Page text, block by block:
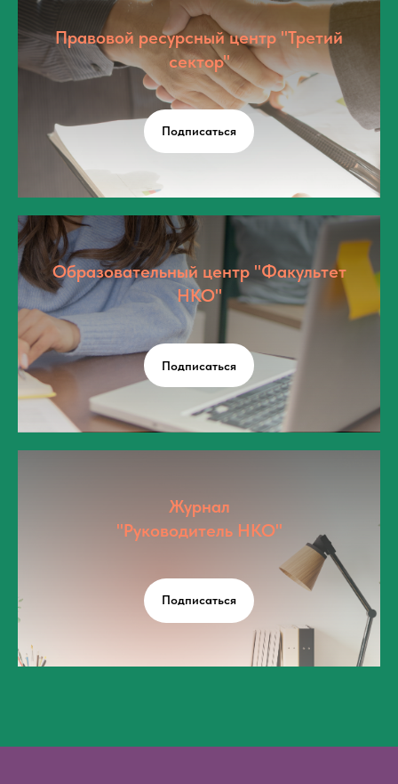
Правовой ресурсный центр "Третий
сектор"
Подписаться
Образовательный центр "Факультет
НКО"
Подписаться
Журнал
"Руководитель НКО"
Подписаться